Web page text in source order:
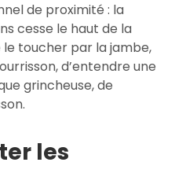
de proximité : la
cesse le haut de la
toucher par la jambe,
d’entendre une
grincheuse, de
les